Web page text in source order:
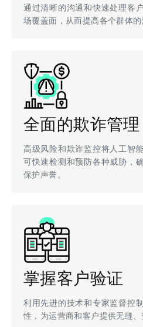
通过清晰的沟通和快速处理客
场覆盖面，从而提高各个群体的
全面的欺诈管理
高级风险和欺诈监控将人工智
可快速检测和预防各种威胁，
保护声誉。
掌握客户验证
利用先进的技术和专家监督控
性，为运营商和客户提供无缝、